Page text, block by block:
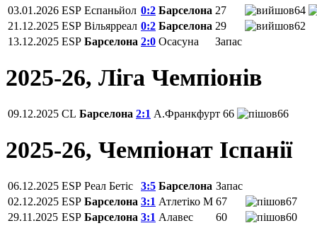
03.01.2026 ESP Еспаньйол 0:2 Барселона 27
64
21.12.2025 ESP Вільярреал 0:2 Барселона 29
62
13.12.2025 ESP Барселона 2:0 Осасуна Запас
2025-26, Ліга Чемпіонів
09.12.2025 CL Барселона 2:1 А.Франкфурт 66 66
2025-26, Чемпiонат Іспанії
06.12.2025 ESP Реал Бетіс 3:5 Барселона Запас
02.12.2025 ESP Барселона 3:1 Атлетіко М 67
67
29.11.2025 ESP Барселона 3:1 Алавес 60 60